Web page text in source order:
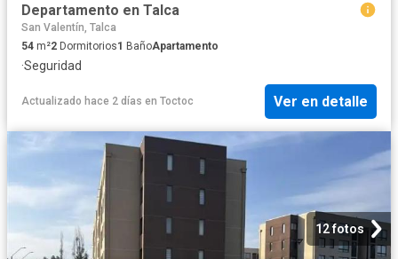
Departamento en Talca
San Valentín, Talca
54 m²2 Dormitorios1 BañoApartamento
·Seguridad
Actualizado hace 2 días en Toctoc Ver en detalle
12 fotos